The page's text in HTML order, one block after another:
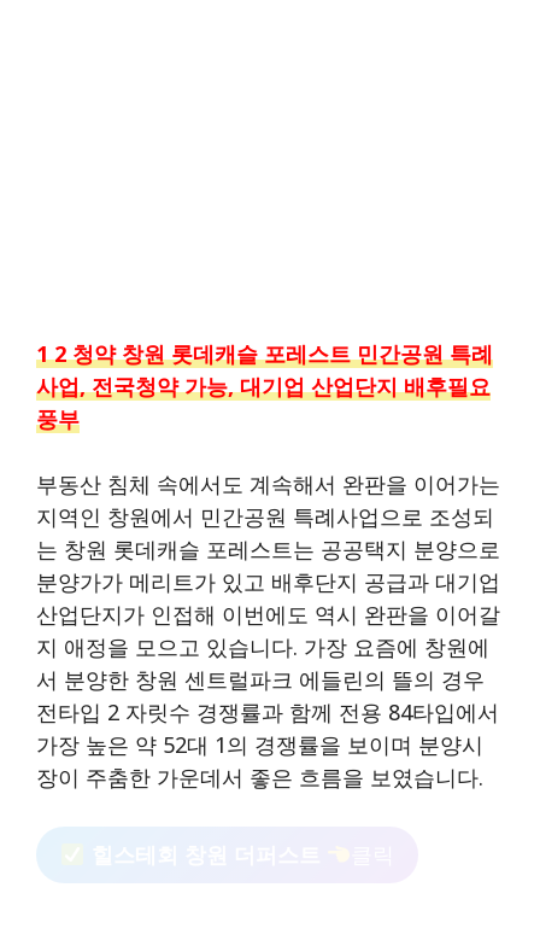
1 2 청약 창원 롯데캐슬 포레스트 민간공원 특례
사업, 전국청약 가능, 대기업 산업단지 배후필요
풍부
부동산 침체 속에서도 계속해서 완판을 이어가는
지역인 창원에서 민간공원 특례사업으로 조성되
는 창원 롯데캐슬 포레스트는 공공택지 분양으로
분양가가 메리트가 있고 배후단지 공급과 대기업
산업단지가 인접해 이번에도 역시 완판을 이어갈
지 애정을 모으고 있습니다. 가장 요즘에 창원에
서 분양한 창원 센트럴파크 에들린의 뜰의 경우
전타입 2 자릿수 경쟁률과 함께 전용 84타입에서
가장 높은 약 52대 1의 경쟁률을 보이며 분양시
장이 주춤한 가운데서 좋은 흐름을 보였습니다.